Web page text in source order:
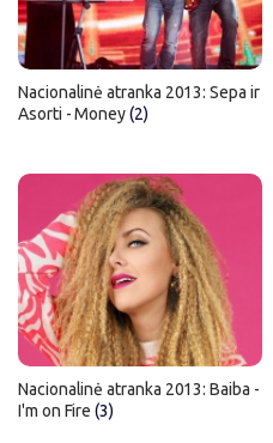
Nacionalinė atranka 2013: Sepa ir
Asorti - Money(2)
Nacionalinė atranka 2013: Baiba -
I'm on Fire(3)